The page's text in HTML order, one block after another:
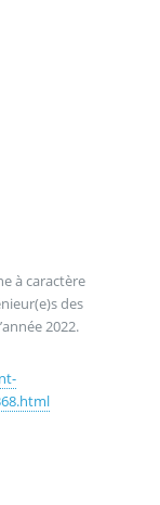
à caractère
des
2022.